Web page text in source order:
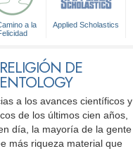
a la
Applied Scholastics
DE
a los avances científicos y
de los últimos cien años,
día, la mayoría de la gente
más riqueza material que